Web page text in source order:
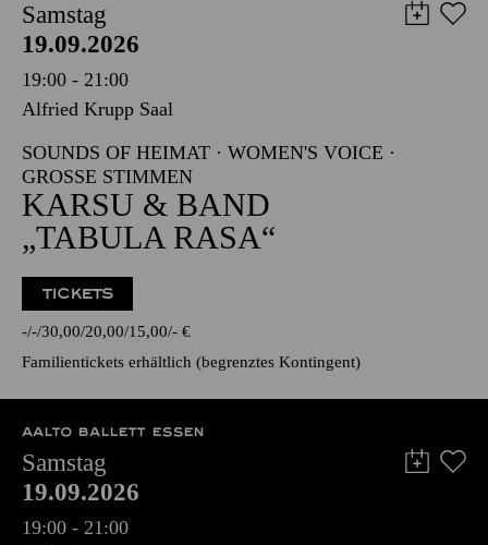
Samstag
19.09.2026
19:00 - 21:00
Alfried Krupp Saal
SOUNDS OF HEIMAT · WOMEN'S VOICE ·
GROSSE STIMMEN
KARSU & BAND
„TABULA RASA“
TICKETS
- - 30,00 20,00 15,00 - €
Familientickets erhältlich (begrenztes Kontingent)
AALTO BALLETT ESSEN
Samstag
19.09.2026
19:00 - 21:00